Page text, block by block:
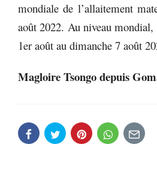
mondiale de l’allaitement
août 2022. Au niveau
1er août au dimanche 7 août
Magloire Tsongo depuis